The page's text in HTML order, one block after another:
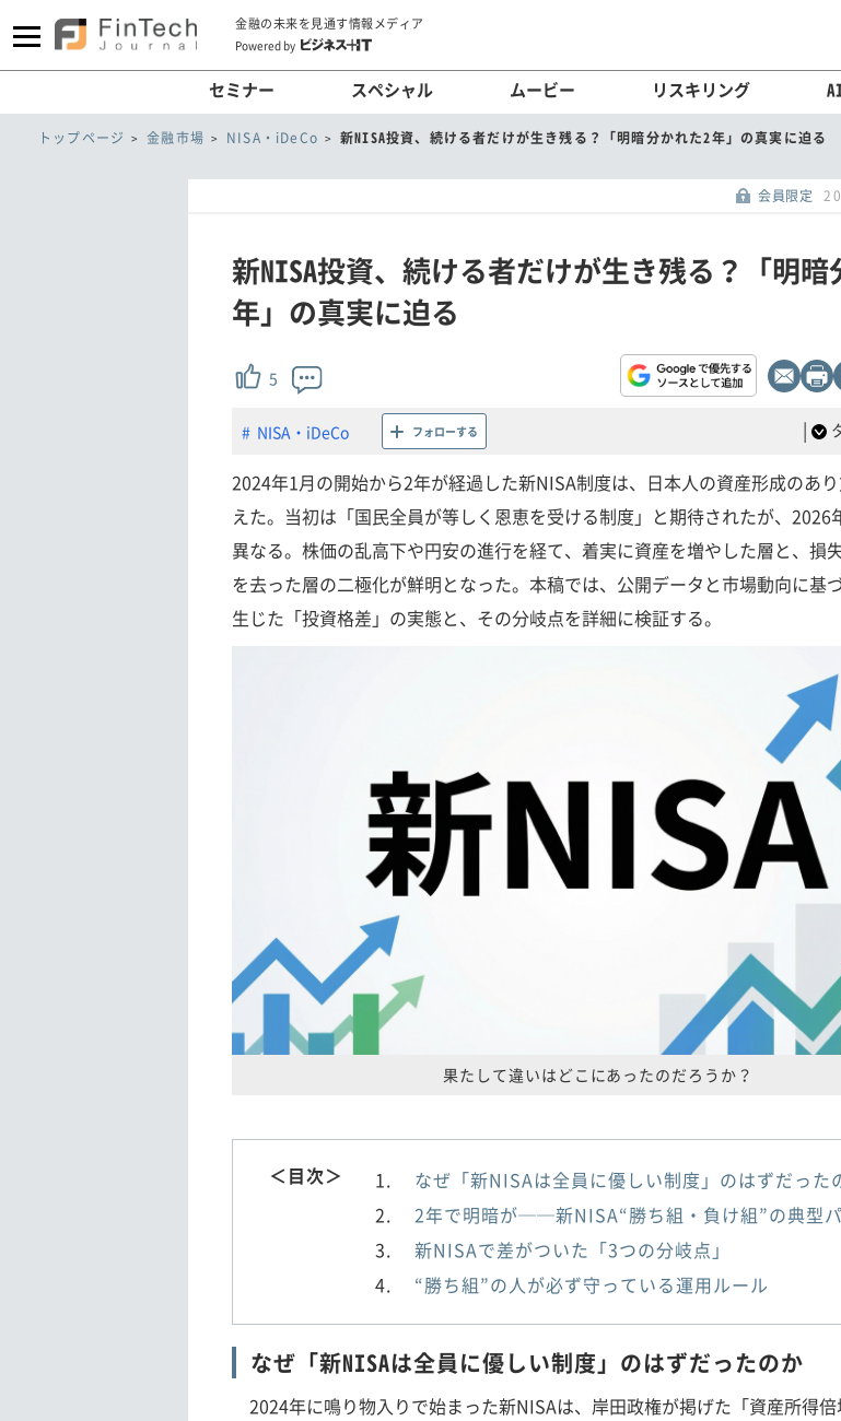
金融の未来を見通す情報メディア
Powered by
セミナー スペシャル ムービー リスキリング
トップページ 金融市場 NISA・iDeCo 新NISA投資、続ける者だけが生き残る？「明暗分かれた2年」の真実に迫る
会員限定
新NISA投資、続ける者だけが生き残る？「明暗
年」の真実に迫る
5
NISA・iDeCo フォローする |
2024年1月の開始から2年が経過した新NISA制度は、日本人の資産形成のあ
えた。当初は「国民全員が等しく恩恵を受ける制度」と期待されたが、2026
異なる。株価の乱高下や円安の進行を経て、着実に資産を増やした層と、損
を去った層の二極化が鮮明となった。本稿では、公開データと市場動向に基
生じた「投資格差」の実態と、その分岐点を詳細に検証する。
果たして違いはどこにあったのだろうか？
＜目次＞
なぜ「新NISAは全員に優しい制度」のはずだった
2年で明暗が──新NISA“勝ち組・負け組”の典型
新NISAで差がついた「3つの分岐点」
“勝ち組”の人が必ず守っている運用ルール
なぜ「新NISAは全員に優しい制度」のはずだったのか
2024年に鳴り物入りで始まった新NISAは、岸田政権が掲げた「資産所得